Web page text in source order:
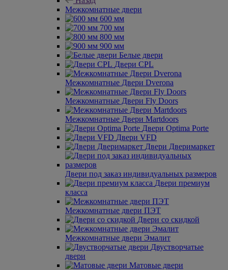
Межкомнатные двери
600 мм
700 мм
800 мм
900 мм
Белые двери
Двери CPL
Межкомнатные Двери Dverona
Межкомнатные Двери Fly Doors
Межкомнатные Двери Martdoors
Двери Optima Porte
Двери VFD
Двери Дверимаркет
Двери под заказ индивидуальных размеров
Двери премиум
класса
Межкомнатные двери ПЭТ
Двери со скидкой
Межкомнатные двери Эмалит
Двустворчатые
двери
Матовые двери